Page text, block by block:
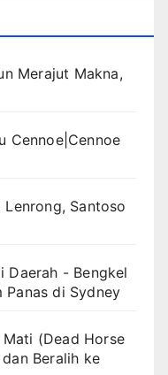
Merajut Makna,
Cennoe|Cennoe
Lenrong, Santoso
Daerah - Bengkel
Panas di Sydney
Mati (Dead Horse
Beralih ke